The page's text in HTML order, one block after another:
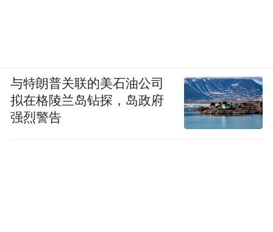
与特朗普关联的美石油公司
拟在格陵兰岛钻探，岛政府
强烈警告